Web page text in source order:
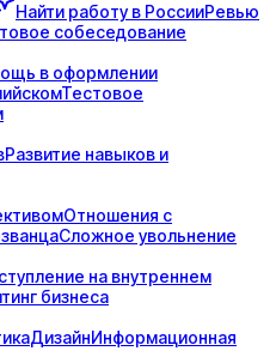
Найти работу в РоссииРевью
собеседование
в оформлении
Тестовое
Развитие навыков и
Отношения с
Сложное увольнение
на внутреннем
бизнеса
ДизайнИнформационная